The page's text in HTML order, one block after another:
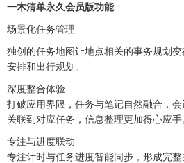
一木清单永久会员版功能
场景化任务管理
独创的任务地图让地点相关的事务规划
安排和出行规划。
深度整合体验
打破应用界限，任务与笔记自然融合，
关联到对应任务，信息整理更加得心应手
专注与进度联动
专注计时与任务进度智能同步，形成完